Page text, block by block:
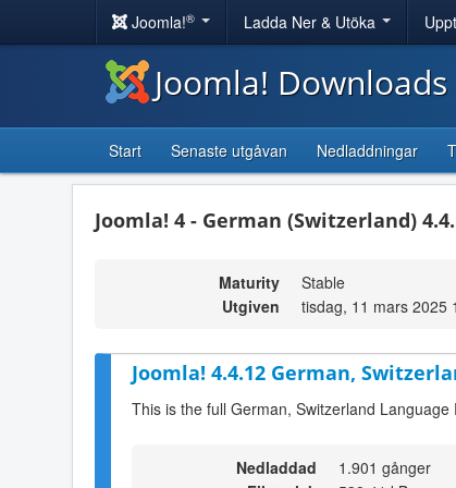
Joomla!® Ladda Ner & Utöka
Joomla! Downloads
Start Senaste utgåvan Nedladdningar
Joomla! 4 - German (Switzerland)
Maturity
Stable
Utgiven
tisdag, 11 mars 2025
Joomla! 4.4.12 German,
This is the full German, Switzerland
Nedladdad
1.901 gånger